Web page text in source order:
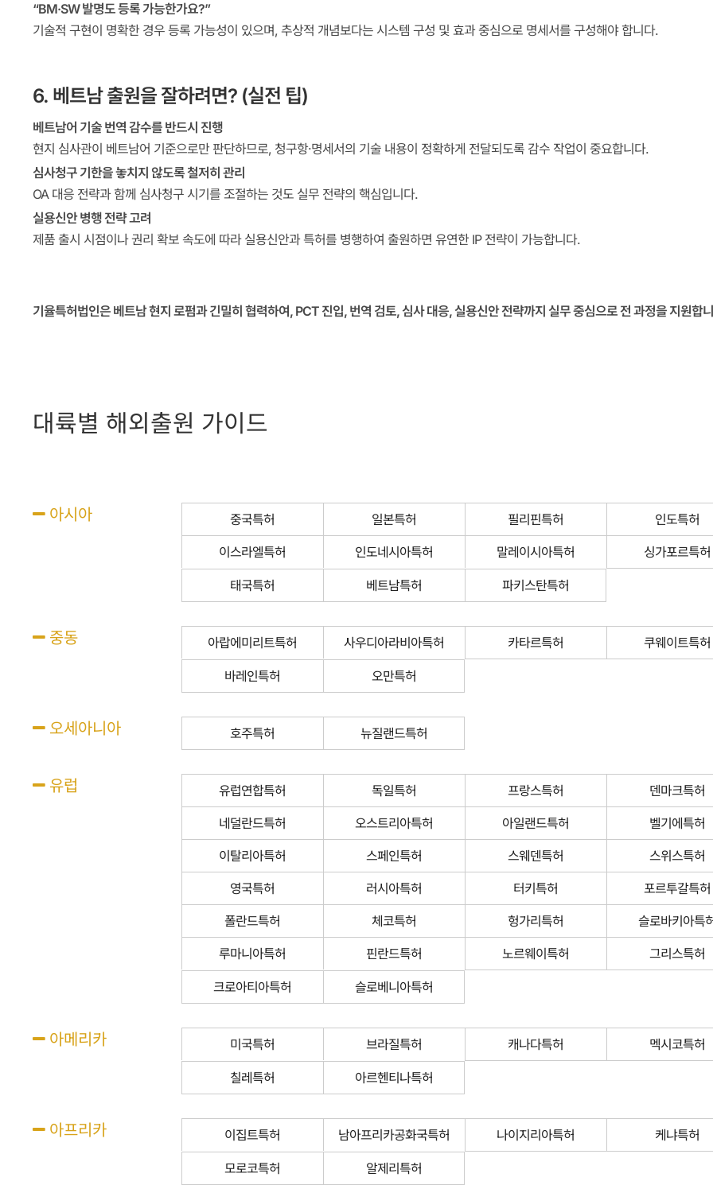
“BM·SW 발명도 등록 가능한가요?”
기술적 구현이 명확한 경우 등록 가능성이 있으며, 추상적 개념보다는 시스템 구성 및 효과 중심으로 명세서를 구성해야 합니다.
6. 베트남 출원을 잘하려면? (실전 팁)
베트남어 기술 번역 감수를 반드시 진행
현지 심사관이 베트남어 기준으로만 판단하므로, 청구항·명세서의 기술 내용이 정확하게 전달되도록 감수 작업이 중요합니다.
심사청구 기한을 놓치지 않도록 철저히 관리
OA 대응 전략과 함께 심사청구 시기를 조절하는 것도 실무 전략의 핵심입니다.
실용신안 병행 전략 고려
제품 출시 시점이나 권리 확보 속도에 따라 실용신안과 특허를 병행하여 출원하면 유연한 IP 전략이 가능합니다.
기율특허법인은 베트남 현지 로펌과 긴밀히 협력하여, PCT 진입, 번역 검토, 심사 대응, 실용신안 전략까지 실무 중심으로 전 과정을 지원합
대륙별 해외출원 가이드
아시아 중국특허 일본특허 필리핀특허 인도특허
이스라엘특허 인도네시아특허 말레이시아특허 싱가포르특허
태국특허 베트남특허 파키스탄특허
중동 아랍에미리트특허 사우디아라비아특허 카타르특허 쿠웨이트특허
바레인특허 오만특허
오세아니아 호주특허 뉴질랜드특허
유럽 유럽연합특허 독일특허 프랑스특허 덴마크특허
네덜란드특허 오스트리아특허 아일랜드특허 벨기에특허
이탈리아특허 스페인특허 스웨덴특허 스위스특허
영국특허 러시아특허 터키특허 포르투갈특허
폴란드특허 체코특허 헝가리특허 슬로바키아특
루마니아특허 핀란드특허 노르웨이특허 그리스특허
크로아티아특허 슬로베니아특허
아메리카 미국특허 브라질특허 캐나다특허 멕시코특허
칠레특허 아르헨티나특허
아프리카 이집트특허 남아프리카공화국특허 나이지리아특허 케냐특허
모로코특허 알제리특허